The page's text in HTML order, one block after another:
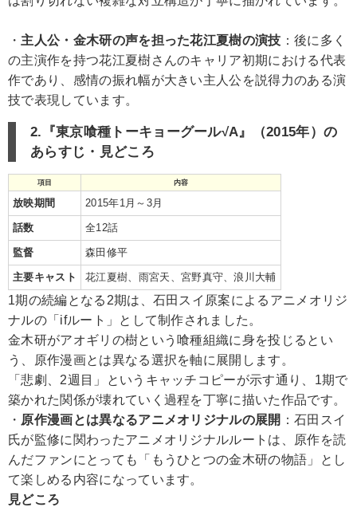
・ 主人公・金木研の声を担った花江夏樹の演技 ：後に多く
の主演作を持つ花江夏樹さんのキャリア初期における代表
作であり、感情の振れ幅が大きい主人公を説得力のある演
技で表現しています。
2.『東京喰種トーキョーグール√A』（2015年）の
あらすじ・見どころ
項目 内容
放映期間 2015年1月～3月
話数 全12話
監督 森田修平
主要キャスト 花江夏樹、雨宮天、宮野真守、浪川大輔
1期の続編となる2期は、石田スイ原案によるアニメオリジ
ナルの「ifルート」として制作されました。
金木研がアオギリの樹という喰種組織に身を投じるとい
う、原作漫画とは異なる選択を軸に展開します。
「悲劇、2週目」というキャッチコピーが示す通り、1期で
築かれた関係が壊れていく過程を丁寧に描いた作品です。
・ 原作漫画とは異なるアニメオリジナルの展開 ：石田スイ
氏が監修に関わったアニメオリジナルルートは、原作を読
んだファンにとっても「もうひとつの金木研の物語」とし
て楽しめる内容になっています。
見どころ